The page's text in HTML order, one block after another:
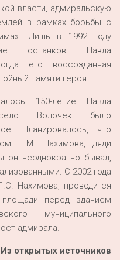
власти, адмиральскую
в рамках борьбы с
Лишь в 1992 году
останков Павла
его воссозданная
памяти героя.
150-летие Павла
Волочек было
Планировалось, что
Н.М. Нахимова, дяди
он неоднократно бывал,
С 2002 года
Нахимова, проводится
перед зданием
муниципального
адмирала.
Из открытых источников